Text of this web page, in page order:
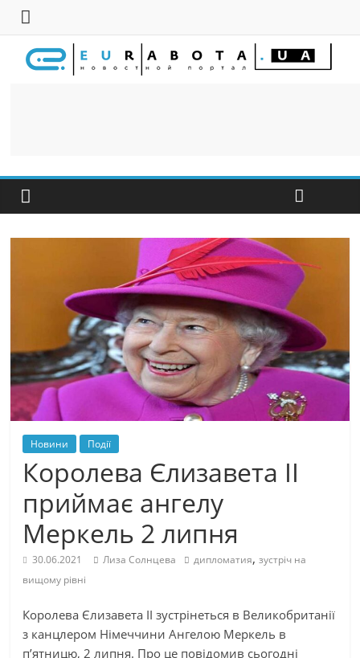
Новини Події
Королева Єлизавета II
приймає ангелу
Меркель 2 липня
30.06.2021 Лиза Солнцева дипломатия,зустріч на
вищому рівні
Королева Єлизавета II зустрінеться в Великобританії
з канцлером Німеччини Ангелою Меркель в
п’ятницю, 2 липня. Про це повідомив сьогодні